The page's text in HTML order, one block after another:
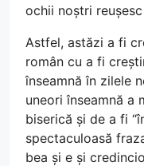
ochii noștri
Astfel, astăzi a fi
român cu a fi
înseamnă în zilele
uneori înseamnă a
biserică și de a fi
spectaculoasă
bea și e și